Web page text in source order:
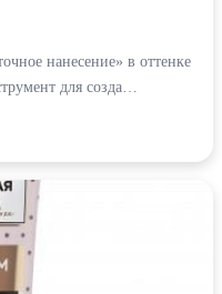
нанесение» в оттенке
для созда…